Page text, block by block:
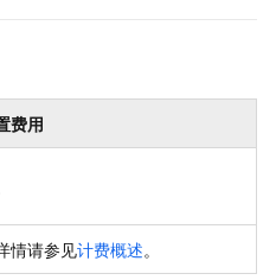
费用
情请参见计费概述。